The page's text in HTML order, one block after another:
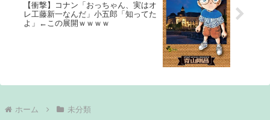
【衝撃】コナン「おっちゃん、実はオ
レ工藤新一なんだ」小五郎「知ってた
よ」←この展開ｗｗｗｗ
ホーム 未分類